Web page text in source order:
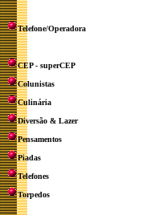
Telefone/Operadora
CEP - superCEP
Colunistas
Culinária
Diversão & Lazer
Pensamentos
Piadas
Telefones
Torpedos